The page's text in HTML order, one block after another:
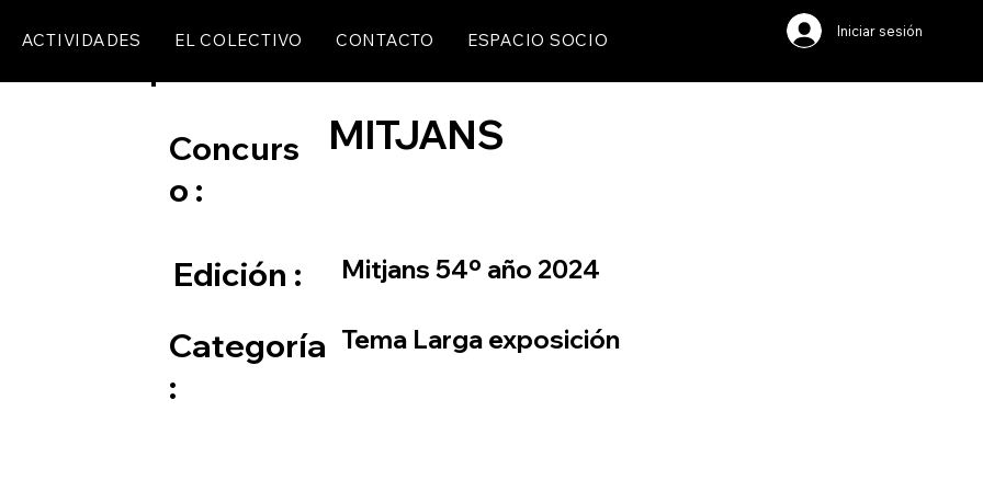
ACTIVIDADES EL COLECTIVO CONTACTO ESPACIO SOCIO Iniciar sesión
Concurs
o :
MITJANS
Edición : Mitjans 54º año 2024
Categoría
:
Tema Larga exposición